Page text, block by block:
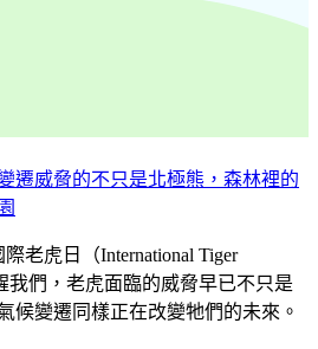
遷威脅的不只是北極熊，森林裡的
老虎日（International Tiger
我們，老虎面臨的威脅早已不只是
候變遷同樣正在改變牠們的未來。